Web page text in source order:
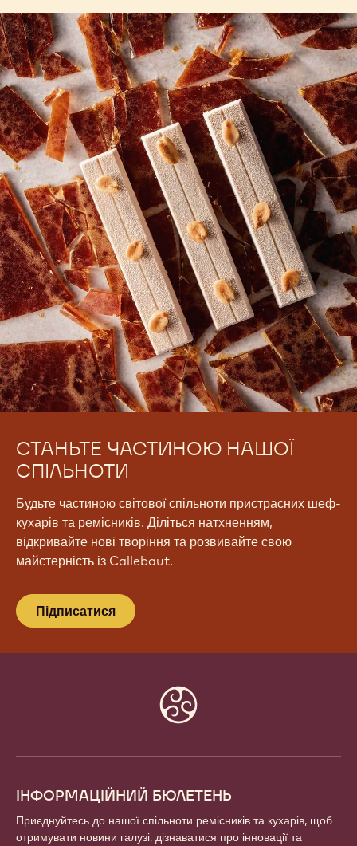
СТАНЬТЕ ЧАСТИНОЮ НАШОЇ
СПІЛЬНОТИ
Будьте частиною світової спільноти пристрасних шеф-
кухарів та ремісників. Діліться натхненням,
відкривайте нові творіння та розвивайте свою
майстерність із Callebaut.
Підписатися
ІНФОРМАЦІЙНИЙ БЮЛЕТЕНЬ
Приєднуйтесь до нашої спільноти ремісників та кухарів, щоб
отримувати новини галузі, дізнаватися про інновації та